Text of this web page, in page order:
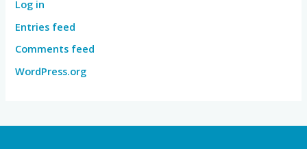
Log in
Entries feed
Comments feed
WordPress.org